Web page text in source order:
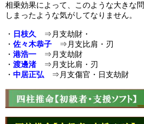
相乗効果によって、このような大きな
しまったような気がしてなりません。
・ 日枝久
⇒月支劫財・
・ 佐々木恭子⇒月支比肩・刃
・ 港浩一⇒月支劫財
・ 渡邊渚⇒月支比肩・刃
・ 中居正弘⇒月支傷官・日支劫財